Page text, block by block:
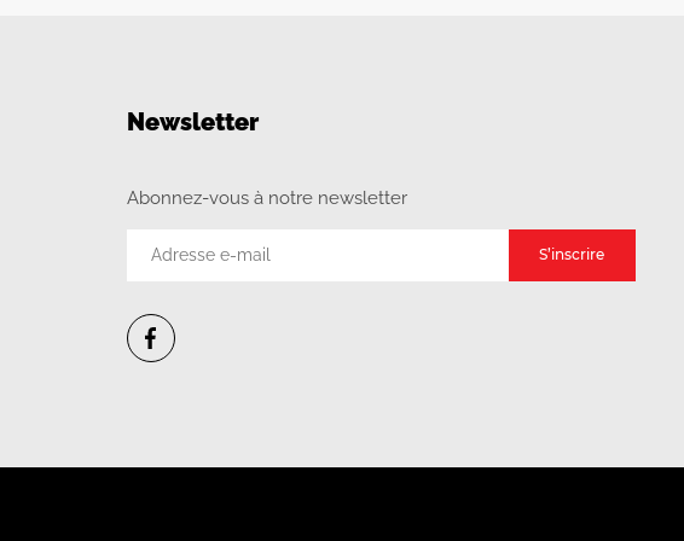
Newsletter
Abonnez-vous à notre newsletter